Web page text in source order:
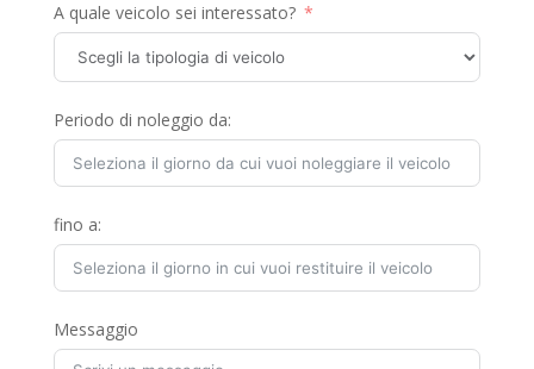
A quale veicolo sei interessato?
Periodo di noleggio da:
fino a:
Messaggio